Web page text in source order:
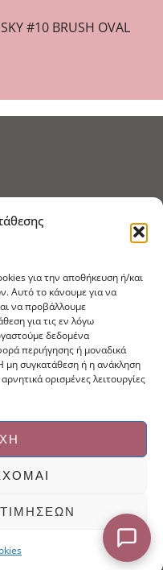
για την αποθήκευση ή/και
Αυτό το κάνουμε για να
να προβάλλουμε
για τις εν λόγω
δεδομένα
περιήγησης ή μοναδικά
μη συγκατάθεση ή η ανάκληση
ορισμένες λειτουργίες
#10 BRUSH OVAL
Καλλωπισμού